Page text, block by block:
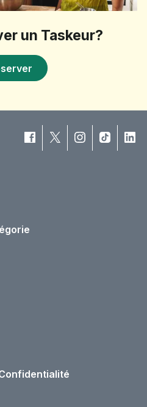
un Taskeur?